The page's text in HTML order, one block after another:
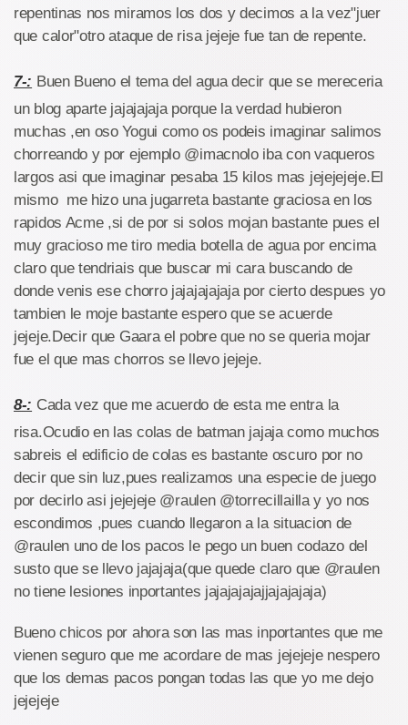
repentinas nos miramos los dos y decimos a la vez"juer
que calor"otro ataque de risa jejeje fue tan de repente.
7-: Buen Bueno el tema del agua decir que se mereceria
un blog aparte jajajajaja porque la verdad hubieron
muchas ,en oso Yogui como os podeis imaginar salimos
chorreando y por ejemplo @imacnolo iba con vaqueros
largos asi que imaginar pesaba 15 kilos mas jejejejeje.El
mismo me hizo una jugarreta bastante graciosa en los
rapidos Acme ,si de por si solos mojan bastante pues el
muy gracioso me tiro media botella de agua por encima
claro que tendriais que buscar mi cara buscando de
donde venis ese chorro jajajajajaja por cierto despues yo
tambien le moje bastante espero que se acuerde
jejeje.Decir que Gaara el pobre que no se queria mojar
fue el que mas chorros se llevo jejeje.
8-: Cada vez que me acuerdo de esta me entra la
risa.Ocudio en las colas de batman jajaja como muchos
sabreis el edificio de colas es bastante oscuro por no
decir que sin luz,pues realizamos una especie de juego
por decirlo asi jejejeje @raulen @torrecillailla y yo nos
escondimos ,pues cuando llegaron a la situacion de
@raulen uno de los pacos le pego un buen codazo del
susto que se llevo jajajaja(que quede claro que @raulen
no tiene lesiones inportantes jajajajajajjajajajaja)
Bueno chicos por ahora son las mas inportantes que me
vienen seguro que me acordare de mas jejejeje nespero
que los demas pacos pongan todas las que yo me dejo
jejejeje